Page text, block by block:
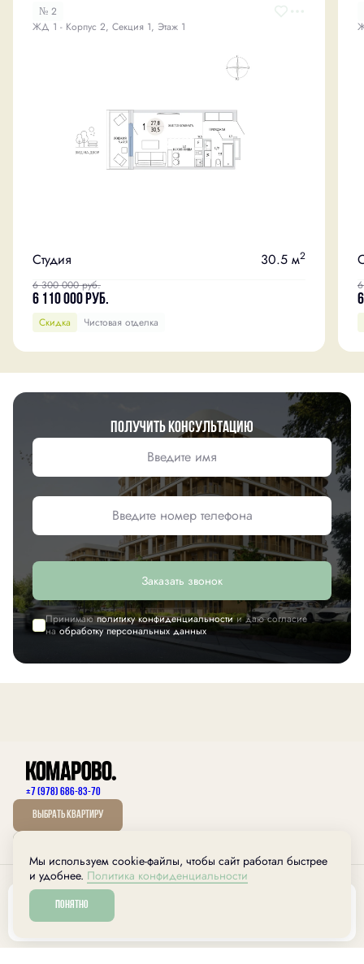
№ 2
ЖД 1 - Корпус 2, Секция 1, Этаж 1
Студия 30.5 м2
6 300 000руб.
6 110 000руб.
Скидка Чистовая отделка
Получить консультацию
Заказать звонок
Принимаюполитику конфиденциальностии даю согласие
наобработку персональных данных
+7 (978) 686-83-70
Выбрать квартиру
дом.рф
Любая информация, представленная на данном сайте,носит исключительно
информационный характер, не является публичной офертой, определяемой
положениями статьи 437 ГК РФ.
Мы используем cookie-файлы, чтобы сайт работал быстрее
и удобнее. Политика конфиденциальности
Понятно